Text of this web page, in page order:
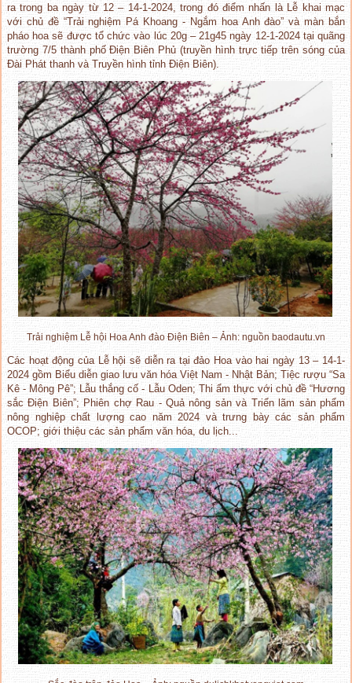
ra trong ba ngày từ 12 – 14-1-2024, trong đó điểm nhấn là Lễ khai mạc
với chủ đề “Trải nghiệm Pá Khoang - Ngắm hoa Anh đào” và màn bắn
pháo hoa sẽ được tổ chức vào lúc 20g – 21g45 ngày 12-1-2024 tại quãng
trường 7/5 thành phố Điện Biên Phủ (truyền hình trực tiếp trên sóng của
Đài Phát thanh và Truyền hình tỉnh Điện Biên).
Trải nghiệm Lễ hội Hoa Anh đào Điện Biên – Ảnh: nguồn baodautu.vn
Các hoạt động của Lễ hội sẽ diễn ra tại đảo Hoa vào hai ngày 13 – 14-1-
2024 gồm Biểu diễn giao lưu văn hóa Việt Nam - Nhật Bản; Tiệc rượu “Sa
Kê - Mông Pê”; Lẫu thắng cố - Lẫu Oden; Thi ẩm thực với chủ đề “Hương
sắc Điện Biên”; Phiên chợ Rau - Quả nông sản và Triển lãm sản phẩm
nông nghiệp chất lượng cao năm 2024 và trưng bày các sản phẩm
OCOP; giới thiệu các sản phẩm văn hóa, du lịch...